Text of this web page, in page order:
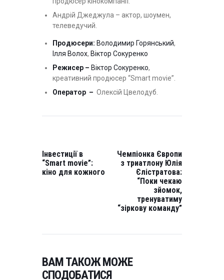
Андрій Джеджула – актор, шоумен,
телеведучий.
Продюсери: Володимир Горянський,
Ілля Волох, Віктор Сокуренко
Режисер – Віктор Сокуренко,
креативний продюсер “Smart movie”.
Оператор – Олексій Цвелодуб.
POST:
Інвестиції в
“Smart movie”:
кіно для кожного
POST:
Чемпіонка Європи
з триатлону Юлія
Єлістратова:
“Поки чекаю
зйомок,
тренуватиму
“зіркову команду”
ВАМ ТАКОЖ МОЖЕ
СПОДОБАТИСЯ